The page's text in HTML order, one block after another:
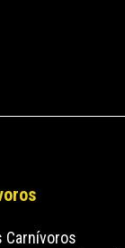
Carnívoros